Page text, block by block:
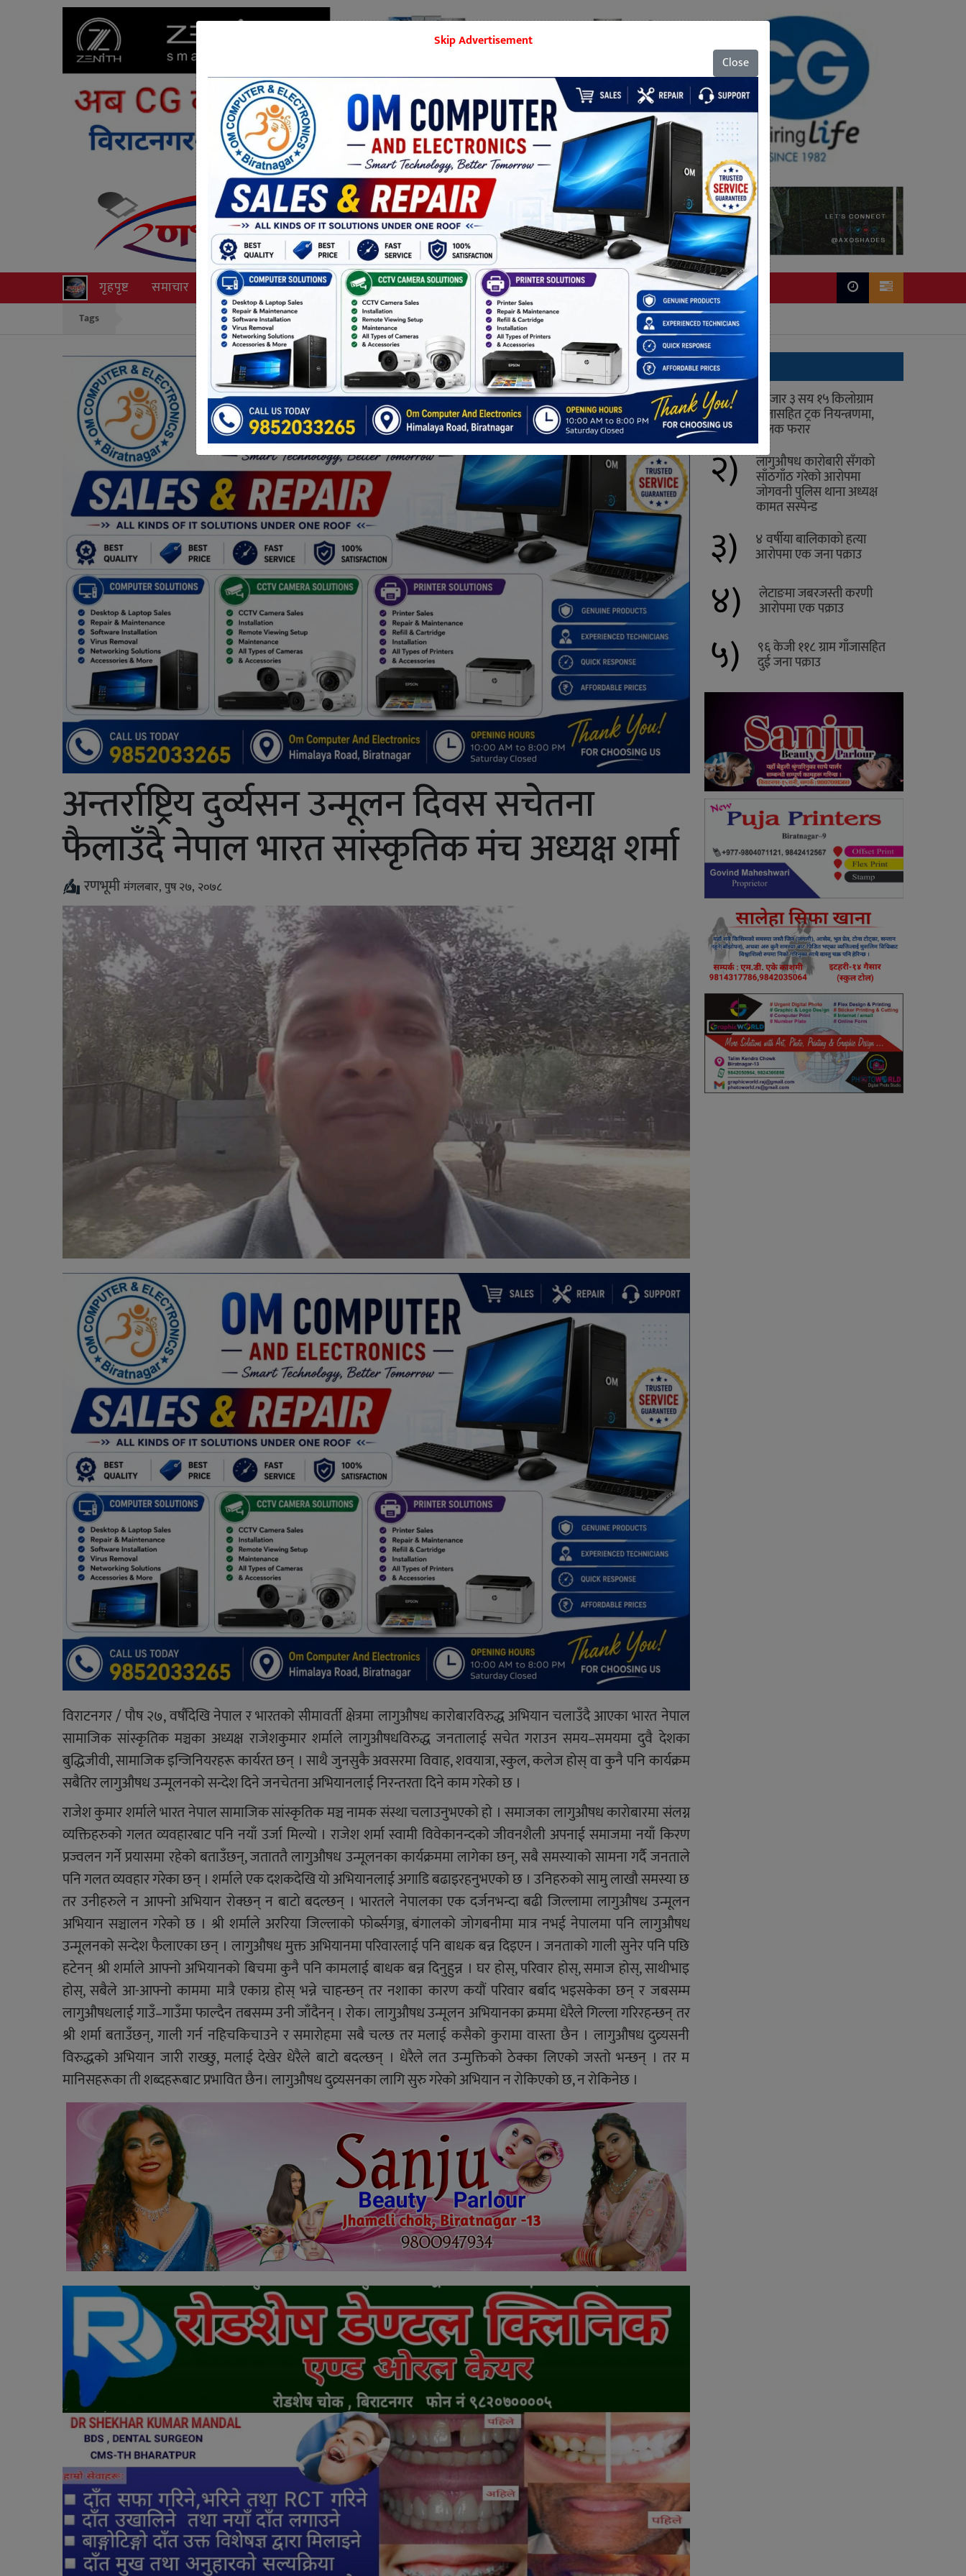
गृहपृष्ट समाचार राजनीति अपराध बिराटनगर मनोरञ्जन शिक्षा समाज खेलकुद
Tags
अन्तर्राष्ट्रिय दुर्व्यसन उन्मूलन दिवस सचेतना
फैलाउँदै नेपाल भारत सांस्कृतिक मंच अध्यक्ष शर्मा
रणभूमीमंगलबार, पुष २७, २०७८
विराटनगर / पौष २७, वर्षौंदेखि नेपाल र भारतको सीमावर्ती क्षेत्रमा लागुऔषध कारोबारविरुद्ध अभियान चलाउँदै आएका भारत नेपाल
सामाजिक सांस्कृतिक मञ्चका अध्यक्ष राजेशकुमार शर्माले लागुऔषधविरुद्ध जनतालाई सचेत गराउन समय–समयमा दुवै देशका
बुद्धिजीवी, सामाजिक इन्जिनियरहरू कार्यरत छन् । साथै जुनसुकै अवसरमा विवाह, शवयात्रा, स्कुल, कलेज होस् वा कुनै पनि कार्यक्रम
सबैतिर लागुऔषध उन्मूलनको सन्देश दिने जनचेतना अभियानलाई निरन्तरता दिने काम गरेको छ ।
राजेश कुमार शर्माले भारत नेपाल सामाजिक सांस्कृतिक मञ्च नामक संस्था चलाउनुभएको हो । समाजका लागुऔषध कारोबारमा संलग्न
व्यक्तिहरुको गलत व्यवहारबाट पनि नयाँ उर्जा मिल्यो । राजेश शर्मा स्वामी विवेकानन्दको जीवनशैली अपनाई समाजमा नयाँ किरण
प्रज्वलन गर्ने प्रयासमा रहेको बताउँछन्, जताततै लागुऔषध उन्मूलनका कार्यक्रममा लागेका छन्, सबै समस्याको सामना गर्दै जनताले
पनि गलत व्यवहार गरेका छन् । शर्माले एक दशकदेखि यो अभियानलाई अगाडि बढाइरहनुभएको छ । उनिहरुको सामु लाखौ समस्या छ
तर उनीहरुले न आफ्नो अभियान रोक्छन् न बाटो बदल्छन् । भारतले नेपालका एक दर्जनभन्दा बढी जिल्लामा लागुऔषध उन्मूलन
अभियान सञ्चालन गरेको छ । श्री शर्माले अररिया जिल्लाको फोर्ब्सगञ्ज, बंगालको जोगबनीमा मात्र नभई नेपालमा पनि लागुऔषध
उन्मूलनको सन्देश फैलाएका छन् । लागुऔषध मुक्त अभियानमा परिवारलाई पनि बाधक बन्न दिइएन । जनताको गाली सुनेर पनि पछि
हटेनन् श्री शर्माले आफ्नो अभियानको बिचमा कुनै पनि कामलाई बाधक बन्न दिनुहुन्न । घर होस्, परिवार होस्, समाज होस्, साथीभाइ
होस्, सबैले आ-आफ्नो काममा मात्रै एकाग्र होस् भन्ने चाहन्छन् तर नशाका कारण कयौं परिवार बर्बाद भइसकेका छन् र जबसम्म
लागुऔषधलाई गाउँ–गाउँमा फाल्दैन तबसम्म उनी जाँदैनन् । रोक। लागुऔषध उन्मूलन अभियानका क्रममा धेरैले गिल्ला गरिरहन्छन् तर
श्री शर्मा बताउँछन्, गाली गर्न नहिचकिचाउने र समारोहमा सबै चल्छ तर मलाई कसैको कुरामा वास्ता छैन । लागुऔषध दुव्र्यसनी
विरुद्धको अभियान जारी राख्छु, मलाई देखेर धेरैले बाटो बदल्छन् । धेरैले लत उन्मुक्तिको ठेक्का लिएको जस्तो भन्छन् । तर म
मानिसहरूका ती शब्दहरूबाट प्रभावित छैन। लागुऔषध दुव्र्यसनका लागि सुरु गरेको अभियान न रोकिएको छ, न रोकिनेछ ।
ताजा
१) १ हजार ३ सय १५ किलोग्राम
गाँजासहित ट्रक नियन्त्रणमा,
चालक फरार
२) लागुऔषध कारोबारी सँगको
साँठगाँठ गरेको आरोपमा
जोगवनी पुलिस थाना अध्यक्ष
कामत सस्पेन्ड
३) ४ वर्षीया बालिकाको हत्या
आरोपमा एक जना पक्राउ
४) लेटाङमा जबरजस्ती करणी
आरोपमा एक पक्राउ
५) ९६ केजी ११८ ग्राम गाँजासहित
दुई जना पक्राउ
Skip Advertisement
Close